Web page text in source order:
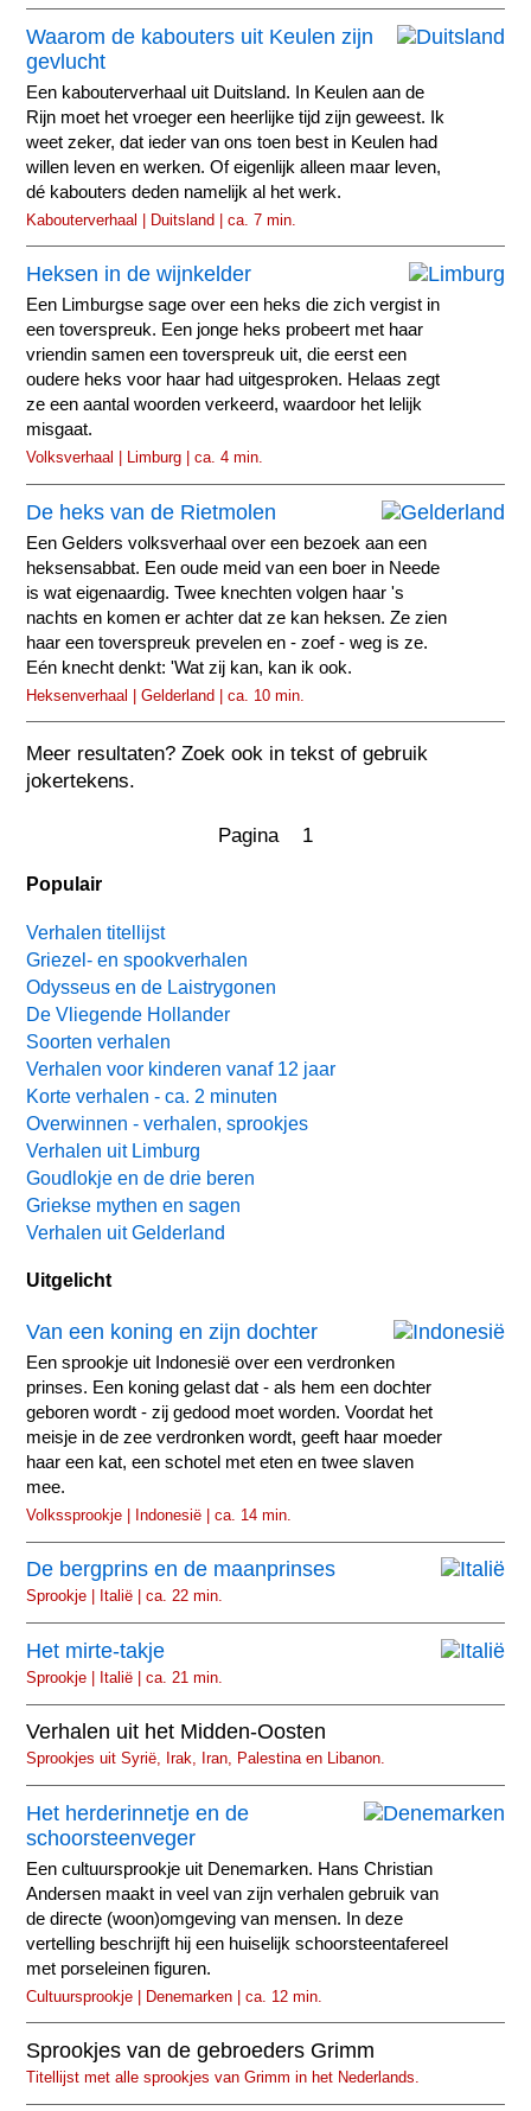
Waarom de kabouters uit Keulen zijn
gevlucht
Een kabouterverhaal uit Duitsland. In Keulen aan de
Rijn moet het vroeger een heerlijke tijd zijn geweest. Ik
weet zeker, dat ieder van ons toen best in Keulen had
willen leven en werken. Of eigenlijk alleen maar leven,
dé kabouters deden namelijk al het werk.
Kabouterverhaal | Duitsland | ca. 7 min.
Heksen in de wijnkelder
Een Limburgse sage over een heks die zich vergist in
een toverspreuk. Een jonge heks probeert met haar
vriendin samen een toverspreuk uit, die eerst een
oudere heks voor haar had uitgesproken. Helaas zegt
ze een aantal woorden verkeerd, waardoor het lelijk
misgaat.
Volksverhaal | Limburg | ca. 4 min.
De heks van de Rietmolen
Een Gelders volksverhaal over een bezoek aan een
heksensabbat. Een oude meid van een boer in Neede
is wat eigenaardig. Twee knechten volgen haar 's
nachts en komen er achter dat ze kan heksen. Ze zien
haar een toverspreuk prevelen en - zoef - weg is ze.
Eén knecht denkt: 'Wat zij kan, kan ik ook.
Heksenverhaal | Gelderland | ca. 10 min.
Meer resultaten? Zoek ook in tekst of gebruik
jokertekens.
Pagina 1
Populair
Verhalen titellijst
Griezel- en spookverhalen
Odysseus en de Laistrygonen
De Vliegende Hollander
Soorten verhalen
Verhalen voor kinderen vanaf 12 jaar
Korte verhalen - ca. 2 minuten
Overwinnen - verhalen, sprookjes
Verhalen uit Limburg
Goudlokje en de drie beren
Griekse mythen en sagen
Verhalen uit Gelderland
Uitgelicht
Van een koning en zijn dochter
Een sprookje uit Indonesië over een verdronken
prinses. Een koning gelast dat - als hem een dochter
geboren wordt - zij gedood moet worden. Voordat het
meisje in de zee verdronken wordt, geeft haar moeder
haar een kat, een schotel met eten en twee slaven
mee.
Volkssprookje | Indonesië | ca. 14 min.
De bergprins en de maanprinses
Sprookje | Italië | ca. 22 min.
Het mirte-takje
Sprookje | Italië | ca. 21 min.
Verhalen uit het Midden-Oosten
Sprookjes uit Syrië, Irak, Iran, Palestina en Libanon.
Het herderinnetje en de
schoorsteenveger
Een cultuursprookje uit Denemarken. Hans Christian
Andersen maakt in veel van zijn verhalen gebruik van
de directe (woon)omgeving van mensen. In deze
vertelling beschrijft hij een huiselijk schoorsteentafereel
met porseleinen figuren.
Cultuursprookje | Denemarken | ca. 12 min.
Sprookjes van de gebroeders Grimm
Titellijst met alle sprookjes van Grimm in het Nederlands.